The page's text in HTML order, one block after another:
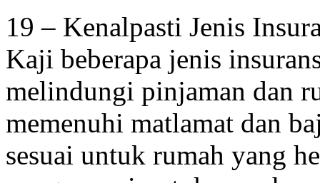
19 – Kenalpasti Jenis
Kaji beberapa jenis
melindungi pinjaman dan
memenuhi matlamat dan
sesuai untuk rumah yang